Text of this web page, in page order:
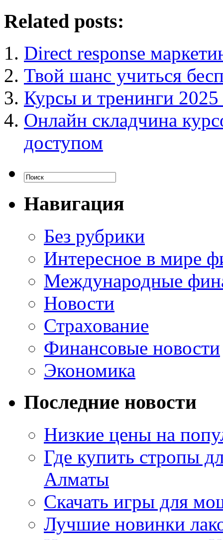
Related posts:
Direct response
Твой шанс учиться
Курсы и тренинги 2025
Онлайн складчина
доступом
Навигация
Без рубрики
Интересное в мире
Международные
Новости
Страхование
Финансовые новости
Экономика
Последние новости
Низкие цены на
Где купить стропы
Алматы
Скачать игры для
Лучшие новинки